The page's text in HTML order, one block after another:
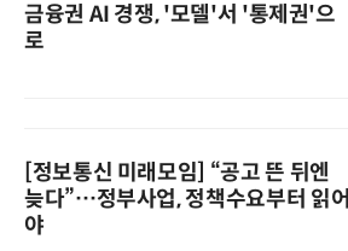
금융권 AI 경쟁, '모델'서 '통제권'으
로
[정보통신 미래모임] “공고 뜬 뒤엔
늦다”…정부사업, 정책수요부터 읽어
야